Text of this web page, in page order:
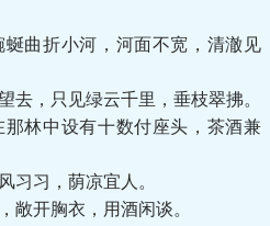
曲折小河，河面不宽，清澈见
，只见绿云千里，垂枝翠拂。
林中设有十数付座头，茶酒兼
习，荫凉宜人。
开胸衣，用酒闲谈。